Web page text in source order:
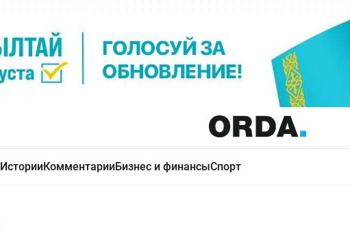
ИсторииКомментарииБизнес и финансыСпорт